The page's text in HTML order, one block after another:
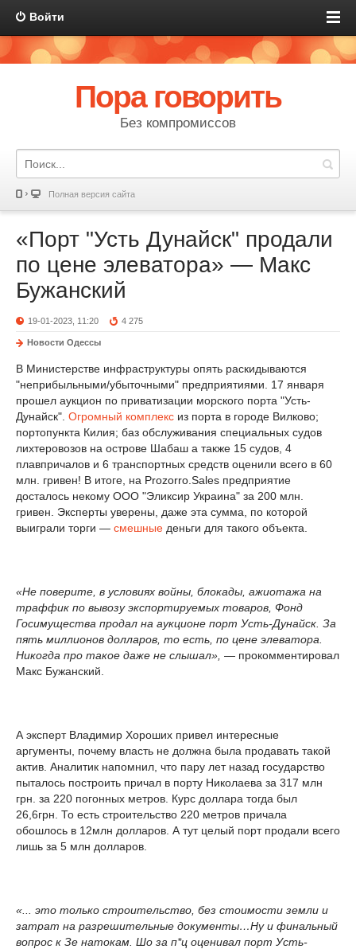
Войти
Пора говорить
Без компромиссов
Полная версия сайта
«Порт "Усть Дунайск" продали
по цене элеватора» — Макс
Бужанский
19-01-2023, 11:20 4 275
Новости Одессы
В Министерстве инфраструктуры опять раскидываются
"неприбыльными/убыточными" предприятиями. 17 января
прошел аукцион по приватизации морского порта "Усть-
Дунайск". Огромный комплекс из порта в городе Вилково;
портопункта Килия; баз обслуживания специальных судов
лихтеровозов на острове Шабаш а также 15 судов, 4
плавпричалов и 6 транспортных средств оценили всего в 60
млн. гривен! В итоге, на Prozorro.Sales предприятие
досталось некому ООО "Эликсир Украина" за 200 млн.
гривен. Эксперты уверены, даже эта сумма, по которой
выиграли торги — смешные деньги для такого объекта.
«Не поверите, в условиях войны, блокады, ажиотажа на
траффик по вывозу экспортируемых товаров, Фонд
Госимущества продал на аукционе порт Усть-Дунайск. За
пять миллионов долларов, то есть, по цене элеватора.
Никогда про такое даже не слышал», — прокомментировал
Макс Бужанский.
А эксперт Владимир Хороших привел интересные
аргументы, почему власть не должна была продавать такой
актив. Аналитик напомнил, что пару лет назад государство
пыталось построить причал в порту Николаева за 317 млн
грн. за 220 погонных метров. Курс доллара тогда был
26,6грн. То есть строительство 220 метров причала
обошлось в 12млн долларов. А тут целый порт продали всего
лишь за 5 млн долларов.
«... это только строительство, без стоимости земли и
затрат на разрешительные документы…Ну и финальный
вопрос к Зе натокам. Шо за п*ц оценивал порт Усть-